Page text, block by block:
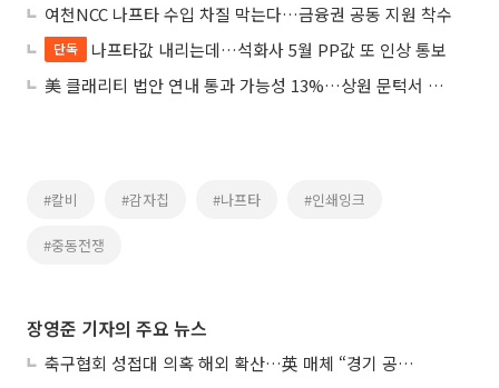
여천NCC 나프타 수입 차질 막는다…금융권 공동 지원 착수
단독
나프타값 내리는데…석화사 5월 PP값 또 인상 통보
美 클래리티 법안 연내 통과 가능성 13%…상원 문턱서 제동
#칼비 #감자칩 #나프타 #인쇄잉크
#중동전쟁
장영준 기자의 주요 뉴스
축구협회 성접대 의혹 해외 확산…英 매체 “경기 공정성 의문”